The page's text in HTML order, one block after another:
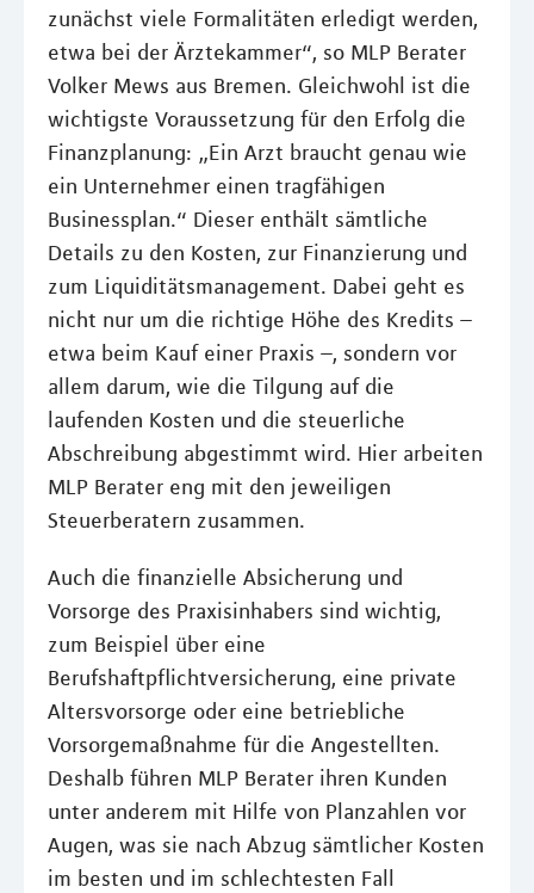
zunächst viele Formalitäten erledigt werden,
etwa bei der Ärztekammer“, so MLP Berater
Volker Mews aus Bremen. Gleichwohl ist die
wichtigste Voraussetzung für den Erfolg die
Finanzplanung: „Ein Arzt braucht genau wie
ein Unternehmer einen tragfähigen
Businessplan.“ Dieser enthält sämtliche
Details zu den Kosten, zur Finanzierung und
zum Liquiditätsmanagement. Dabei geht es
nicht nur um die richtige Höhe des Kredits –
etwa beim Kauf einer Praxis –, sondern vor
allem darum, wie die Tilgung auf die
laufenden Kosten und die steuerliche
Abschreibung abgestimmt wird. Hier arbeiten
MLP Berater eng mit den jeweiligen
Steuerberatern zusammen.
Auch die finanzielle Absicherung und
Vorsorge des Praxisinhabers sind wichtig,
zum Beispiel über eine
Berufshaftpflichtversicherung, eine private
Altersvorsorge oder eine betriebliche
Vorsorgemaßnahme für die Angestellten.
Deshalb führen MLP Berater ihren Kunden
unter anderem mit Hilfe von Planzahlen vor
Augen, was sie nach Abzug sämtlicher Kosten
im besten und im schlechtesten Fall